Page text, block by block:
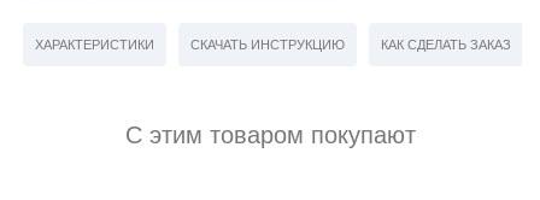
ХАРАКТЕРИСТИКИ СКАЧАТЬ ИНСТРУКЦИЮ КАК СДЕЛАТЬ ЗАКАЗ
С этим товаром покупают